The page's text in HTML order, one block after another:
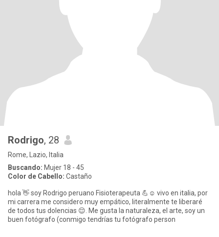
Rodrigo, 28
Rome, Lazio, Italia
Buscando: Mujer 18 - 45
Color de Cabello: Castaño
hola 👋 soy Rodrigo peruano Fisioterapeuta 💪☺️ vivo en italia, por
mi carrera me considero muy empático, literalmente te liberaré
de todos tus dolencias 😌. Me gusta la naturaleza, el arte, soy un
buen fotógrafo (conmigo tendrías tu fotógrafo person